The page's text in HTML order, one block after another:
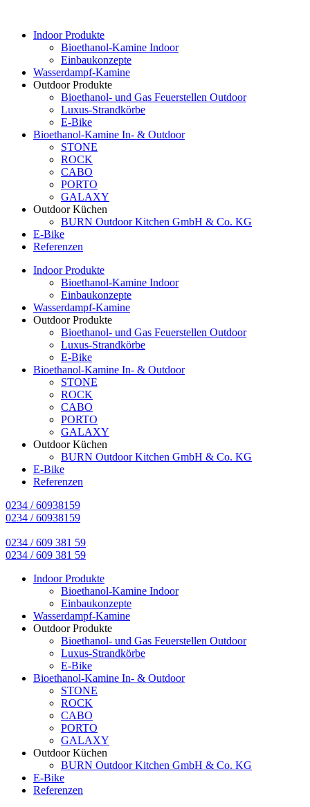
Indoor Produkte
Bioethanol-Kamine Indoor
Einbaukonzepte
Wasserdampf-Kamine
Outdoor Produkte
Bioethanol- und Gas Feuerstellen Outdoor
Luxus-Strandkörbe
E-Bike
Bioethanol-Kamine In- & Outdoor
STONE
ROCK
CABO
PORTO
GALAXY
Outdoor Küchen
BURN Outdoor Kitchen GmbH & Co. KG
E-Bike
Referenzen
Indoor Produkte
Bioethanol-Kamine Indoor
Einbaukonzepte
Wasserdampf-Kamine
Outdoor Produkte
Bioethanol- und Gas Feuerstellen Outdoor
Luxus-Strandkörbe
E-Bike
Bioethanol-Kamine In- & Outdoor
STONE
ROCK
CABO
PORTO
GALAXY
Outdoor Küchen
BURN Outdoor Kitchen GmbH & Co. KG
E-Bike
Referenzen
0234 / 60938159
0234 / 60938159
0234 / 609 381 59
0234 / 609 381 59
Indoor Produkte
Bioethanol-Kamine Indoor
Einbaukonzepte
Wasserdampf-Kamine
Outdoor Produkte
Bioethanol- und Gas Feuerstellen Outdoor
Luxus-Strandkörbe
E-Bike
Bioethanol-Kamine In- & Outdoor
STONE
ROCK
CABO
PORTO
GALAXY
Outdoor Küchen
BURN Outdoor Kitchen GmbH & Co. KG
E-Bike
Referenzen